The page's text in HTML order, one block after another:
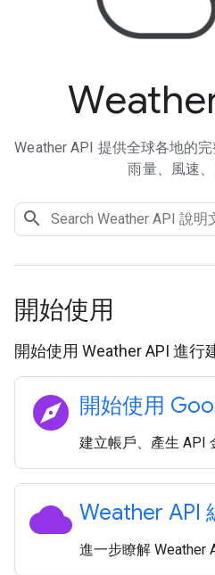
Weather API 提供全球各地的
雨量、風速、
開始使用
開始使用 Weather API 進行
explore 開始使用
建立帳戶、產生 API
cloud Weather API
進一步瞭解 Weather